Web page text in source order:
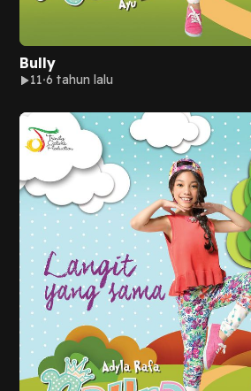
Bully
11 6 tahun lalu